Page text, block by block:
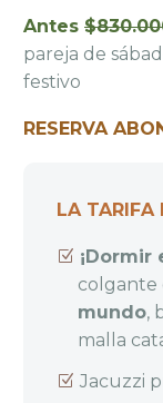
Antes
pareja de
festivo
RESERVA
LA TARIFA
¡Dormir
colgante
mundo,
malla
Jacuzzi